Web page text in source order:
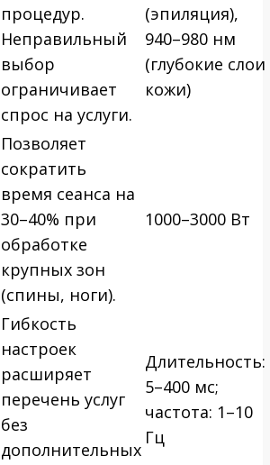
процедур.
Неправильный
выбор
ограничивает
спрос на услуги.
(эпиляция),
940–980 нм
(глубокие слои
кожи)
Позволяет
сократить
время сеанса на
30–40% при
обработке
крупных зон
(спины, ноги).
1000–3000 Вт
Гибкость
настроек
расширяет
перечень услуг
без
дополнительных
Длительность:
5–400 мс;
частота: 1–10
Гц